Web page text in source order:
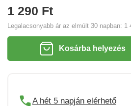
1 290 Ft
Legalacsonyabb ár az elmúlt 30 napban: 1
Kosárba helyezés
A hét 5 napján elérhető